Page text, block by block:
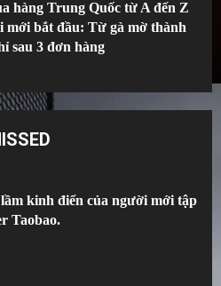
Tạo Tài Khoản Và Tự Đặt
Quốc Không Sợ Bị Khóa Nick
Taobao.
kinh điển của người mới tập
Taobao.